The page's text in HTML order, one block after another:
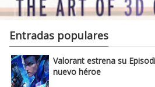
Entradas populares
Valorant estrena su
nuevo héroe